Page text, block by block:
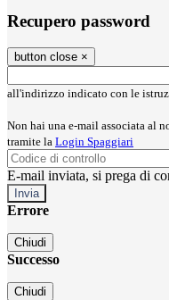
Recupero password
button close ×
all'indirizzo indicato con le
Non hai una e-mail associata al
tramite la Login Spaggiari
E-mail inviata, si prega di
Errore
Chiudi
Successo
Chiudi